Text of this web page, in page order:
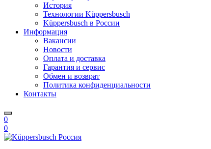
История
Технологии Küppersbusch
Küppersbusch в России
Информация
Вакансии
Новости
Оплата и доставка
Гарантия и сервис
Обмен и возврат
Политика конфиденциальности
Контакты
0
0